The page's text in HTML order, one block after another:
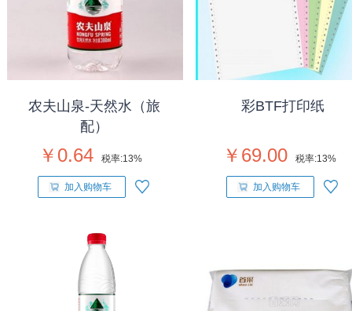
农夫山泉-天然水（旅
配）
￥0.64 税率:13%
加入购物车
彩BTF打印纸
￥69.00 税率:13%
加入购物车